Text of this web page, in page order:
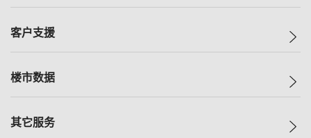
人才招募
一手新房
减价
美联豪宅
客户支援
自助放盘
查询热线
楼市数据
指数
其它服务